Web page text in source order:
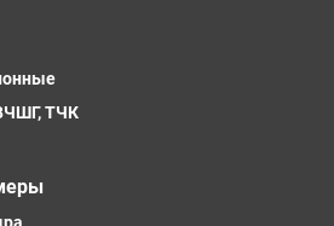
ТЧК